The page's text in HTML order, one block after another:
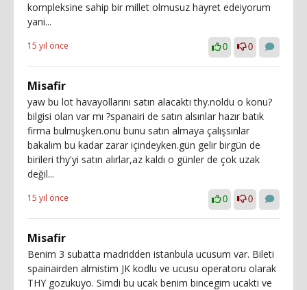
kompleksine sahip bir millet olmusuz hayret edeiyorum
yani...
15 yıl önce 0 0
Misafir
yaw bu lot havayollarını satın alacaktı thy.noldu o konu?
bilgisi olan var mı ?spanairi de satın alsınlar hazır batık
firma bulmuşken.onu bunu satın almaya çalışsınlar
bakalım bu kadar zarar içindeyken.gün gelir birgün de
birileri thy'yi satın alırlar,az kaldı o günler de çok uzak
değil...
15 yıl önce 0 0
Misafir
Benim 3 subatta madridden istanbula ucusum var. Bileti
spainairden almistim JK kodlu ve ucusu operatoru olarak
THY gozukuyo. Simdi bu ucak benim bincegim ucakti ve